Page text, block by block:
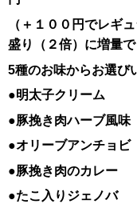
（＋１００円でレギ
盛り（２倍）に増量で
5種のお味からお選び
●明太子クリーム
●豚挽き肉ハーブ風味
●オリーブアンチョビ
●豚挽き肉のカレー
●たこ入りジェノバ